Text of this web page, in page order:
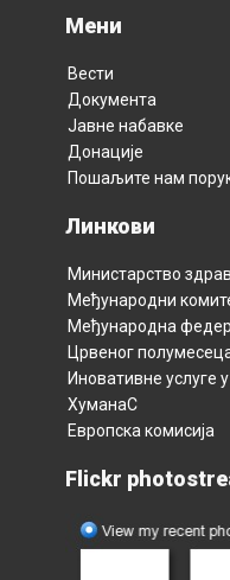
Мени
Вести
Документа
Јавне набавке
Донације
Пошаљите нам
Линкови
Министарство
Међународни
Међународна
Црвеног
Иновативне услуге
ХуманаС
Европска комисија
Flickr